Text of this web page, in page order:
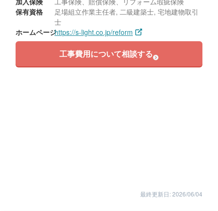
保有資格
足場組立作業主任者, 二級建築士, 宅地建物取引
士
ホームページhttps://s-light.co.jp/reform
工事費用について相談する
最終更新日: 2026/06/04